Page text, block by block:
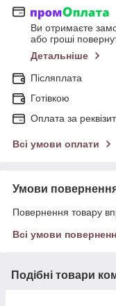
Ви отримаєте
або гроші
Детальніше
Післяплата
Готівкою
Оплата за
Всі умови оплати
Умови
Повернення товару
Всі умови
Подібні товари